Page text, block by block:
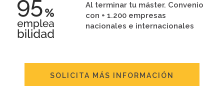
Al terminar tu máster. Convenio
con + 1.200 empresas
nacionales e internacionales
SOLICITA MÁS INFORMACIÓN